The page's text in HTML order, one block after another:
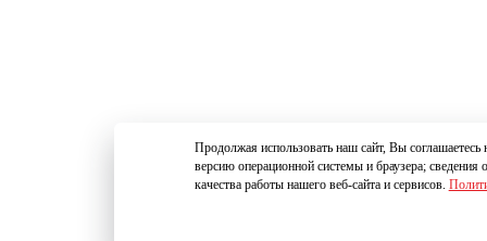
Продолжая использовать наш сайт, Вы
версию операционной системы и браузера;
качества работы нашего веб-сайта и сервисов.